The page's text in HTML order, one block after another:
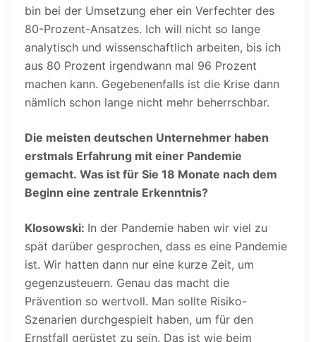
bin bei der Umsetzung eher ein Verfechter des
80-Prozent-Ansatzes. Ich will nicht so lange
analytisch und wissenschaftlich arbeiten, bis ich
aus 80 Prozent irgendwann mal 96 Prozent
machen kann. Gegebenenfalls ist die Krise dann
nämlich schon lange nicht mehr beherrschbar.
Die meisten deutschen Unternehmer haben
erstmals Erfahrung mit einer Pandemie
gemacht. Was ist für Sie 18 Monate nach dem
Beginn eine zentrale Erkenntnis?
Klosowski: In der Pandemie haben wir viel zu
spät darüber gesprochen, dass es eine Pandemie
ist. Wir hatten dann nur eine kurze Zeit, um
gegenzusteuern. Genau das macht die
Prävention so wertvoll. Man sollte Risiko-
Szenarien durchgespielt haben, um für den
Ernstfall gerüstet zu sein. Das ist wie beim